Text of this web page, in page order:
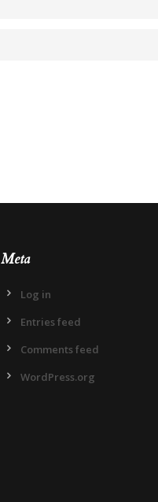
Meta
Log in
Entries feed
Comments feed
WordPress.org